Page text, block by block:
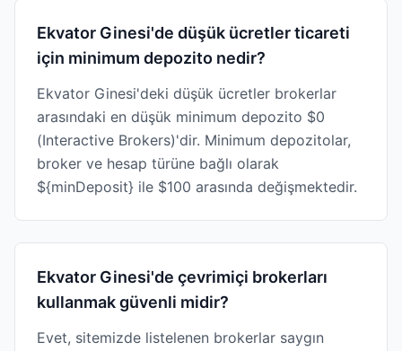
Ekvator Ginesi'de düşük ücretler ticareti
için minimum depozito nedir?
Ekvator Ginesi'deki düşük ücretler brokerlar
arasındaki en düşük minimum depozito $0
(Interactive Brokers)'dir. Minimum depozitolar,
broker ve hesap türüne bağlı olarak
${minDeposit} ile $100 arasında değişmektedir.
Ekvator Ginesi'de çevrimiçi brokerları
kullanmak güvenli midir?
Evet, sitemizde listelenen brokerlar saygın